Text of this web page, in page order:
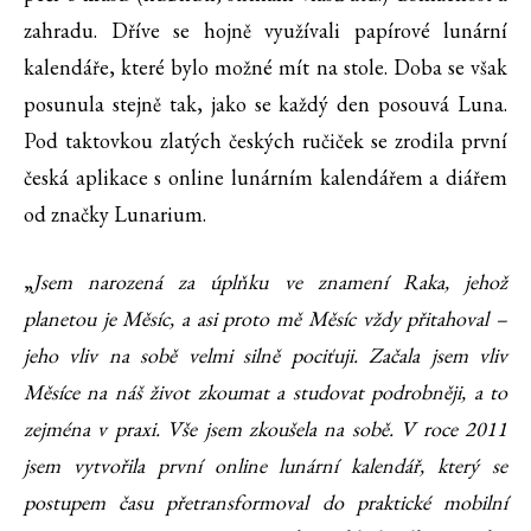
zahradu. Dříve se hojně využívali papírové lunární
kalendáře, které bylo možné mít na stole. Doba se však
posunula stejně tak, jako se každý den posouvá Luna.
Pod taktovkou zlatých českých ručiček se zrodila první
česká aplikace s online lunárním kalendářem a diářem
od značky Lunarium.
„Jsem narozená za úplňku ve znamení Raka, jehož
planetou je Měsíc, a asi proto mě Měsíc vždy přitahoval –
jeho vliv na sobě velmi silně pociťuji. Začala jsem vliv
Měsíce na náš život zkoumat a studovat podrobněji, a to
zejména v praxi. Vše jsem zkoušela na sobě. V roce 2011
jsem vytvořila první online lunární kalendář, který se
postupem času přetransformoval do praktické mobilní